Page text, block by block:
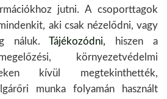
jutni. A csoporttagok
aki csak nézelődni, vagy
náluk.Tájékozódni, hiszen a
környezetvédelmi
kívül megtekinthették,
munka folyamán használt